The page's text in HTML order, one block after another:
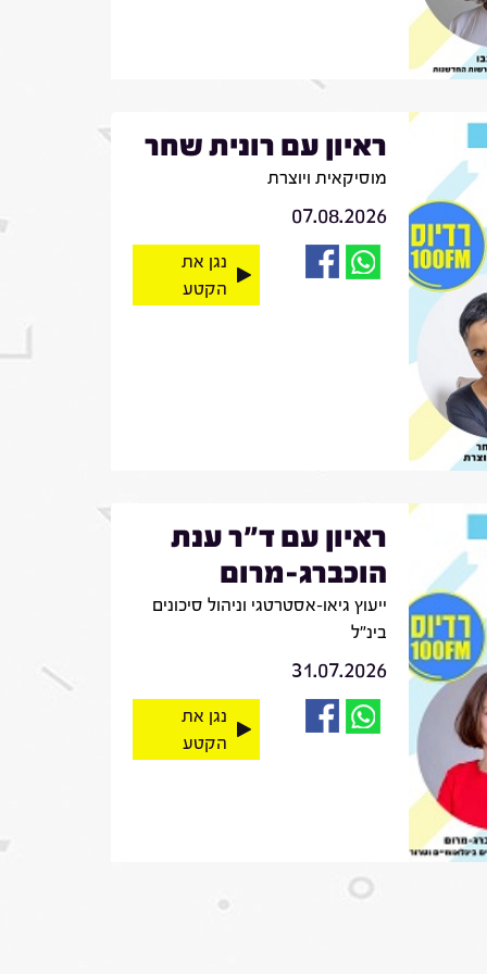
ראיון עם רונית שחר
מוסיקאית ויוצרת
07.08.2026
נגן את
הקטע
ראיון עם ד"ר ענת
הוכברג-מרום
ייעוץ גיאו-אסטרטגי וניהול סיכונים
בינ"ל
31.07.2026
נגן את
הקטע